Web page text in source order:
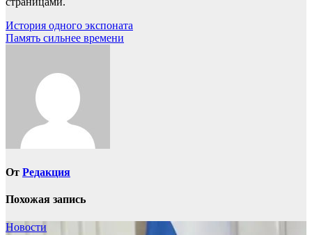
Навигация
по
История одного экспоната
Память сильнее времени
От Редакция
Похожая запись
Новости